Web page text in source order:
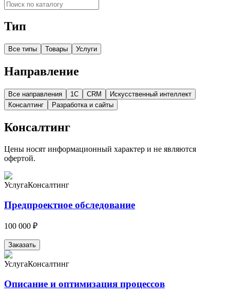
Тип
Все типы Товары Услуги
Направление
Все направления 1С CRM
Искусственный интеллект
Консалтинг
Разработка и сайты
Консалтинг
Цены носят информационный характер и не являются
офертой.
УслугаКонсалтинг
Предпроектное обследование
100 000 ₽
Заказать
УслугаКонсалтинг
Описание и оптимизация процессов